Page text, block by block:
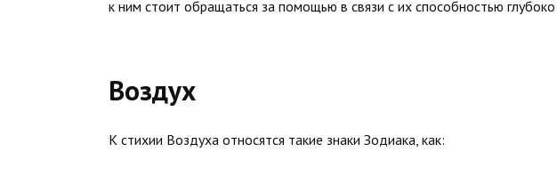
к ним стоит обращаться за помощью в связи с их способностью
Воздух
К стихии Воздуха относятся такие знаки Зодиака, как: